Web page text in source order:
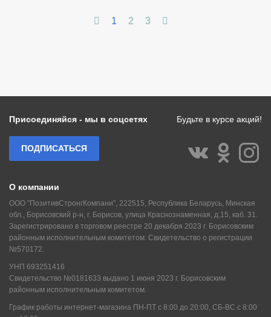
1 2 3
О компании
ООО "ПозитивСтронгКомпани", 222515, Республика Беларусь, Минская
обл., Борисовский р-н, г. Борисов, улица Краснознаменная, д.15, каб. 31.
Зарегистрировано в торговом реестре 20 декабря 2023 г. Борисовским
районным исполнительным комитетом. Свидетельство о регистрации
№570172.
УНП 693251416
Свидетельство №0181633 выдано 1 июня 2023 г. Борисовским
районным исполнительным комитетом.
График работы интернет-магазина ПН-ПТ с 8:00 до 20:00, СБ-ВС с 8:00
Присоединяйся - мы в соцсетях Будьте в курсе акций!
ПОДПИСАТЬСЯ